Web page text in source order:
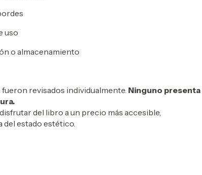
uso
o almacenamiento
revisados individualmente. Ninguno presenta
del libro a un precio más accesible,
estado estético.